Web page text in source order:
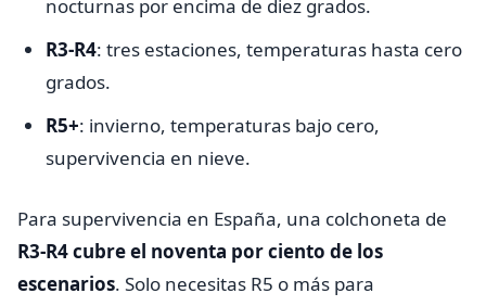
nocturnas por encima de diez grados.
R3-R4: tres estaciones, temperaturas hasta cero
grados.
R5+: invierno, temperaturas bajo cero,
supervivencia en nieve.
Para supervivencia en España, una colchoneta de
R3-R4 cubre el noventa por ciento de los
escenarios. Solo necesitas R5 o más para